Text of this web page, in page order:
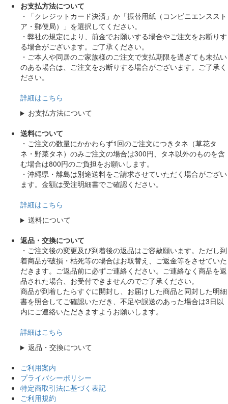
お支払方法について
・「クレジットカード決済」か「振替用紙（コンビニエンススト
ア・郵便局）」を選択してください。
・弊社の規定により、前金でお願いする場合やご注文をお断りす
る場合がございます。ご了承ください。
・ご本人や同居のご家族様のご注文で支払期限を過ぎても未払い
のある場合は、ご注文をお断りする場合がございます。ご了承く
ださい。
詳細はこちら
お支払方法について
送料について
・ご注文の数量にかかわらず1回のご注文につきタネ（草花タ
ネ・野菜タネ）のみご注文の場合は300円、タネ以外のものを含
む場合は800円のご負担をお願いします。
・沖縄県・離島は別途送料をご請求させていただく場合がござい
ます。金額は受注明細書でご確認ください。
詳細はこちら
送料について
返品・交換について
・ご注文後の変更及び到着後の返品はご容赦願います。ただし到
着商品が破損・枯死等の場合はお取替え、ご返金等をさせていた
だきます。ご返品前に必ずご連絡ください。ご連絡なく商品を返
品された場合、お受付できませんのでご了承ください。
商品が到着したらすぐに開封し、お届けした商品と同封した明細
書を照合してご確認いただき、不足や誤送のあった場合は3日以
内にご連絡いただきますようお願いします。
詳細はこちら
返品・交換について
ご利用案内
プライバシーポリシー
特定商取引法に基づく表記
ご利用規約